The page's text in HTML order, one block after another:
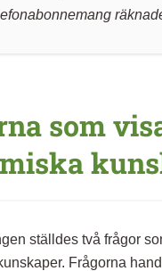
som
ställdes två frågor
Frågorna